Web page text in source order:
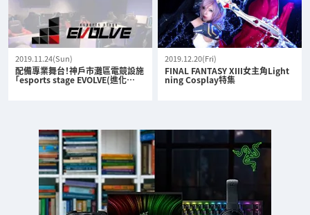
2019.11.24(Sun)
配備專業舞台！神戶市灘區電競設施
「esports stage EVOLVE(進化…
2019.12.20(Fri)
FINAL FANTASY XIII女主角Light
ning Cosplay特集